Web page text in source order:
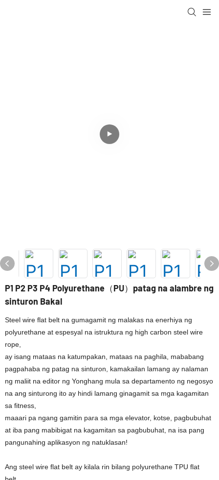
P1 P2 P3 P4 Polyurethane（PU）patag na alambre ng
sinturon Bakal
Steel wire flat belt na gumagamit ng malakas na enerhiya ng
polyurethane at espesyal na istruktura ng high carbon steel wire
rope,
ay isang mataas na katumpakan, mataas na paghila, mababang
pagpahaba ng patag na sinturon, kamakailan lamang ay nalaman
ng maliit na editor ng Yonghang mula sa departamento ng negosyo
na ang sinturong ito ay hindi lamang ginagamit sa mga kagamitan
sa fitness,
maaari pa ngang gamitin para sa mga elevator, kotse, pagbubuhat
at iba pang mabibigat na kagamitan sa pagbubuhat, na isa pang
pangunahing aplikasyon ng natuklasan!
Ang steel wire flat belt ay kilala rin bilang polyurethane TPU flat